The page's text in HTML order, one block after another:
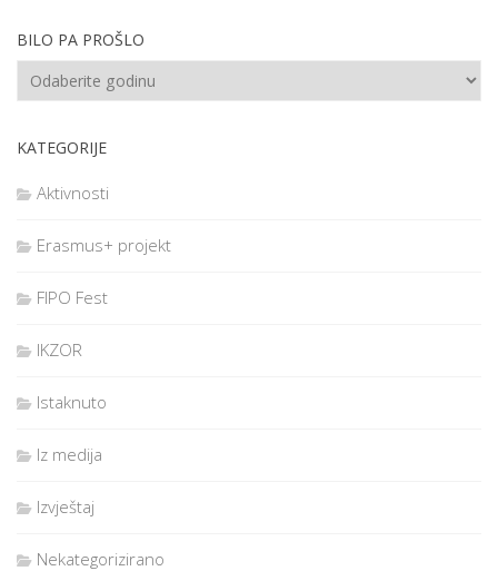
BILO PA PROŠLO
KATEGORIJE
Aktivnosti
Erasmus+ projekt
FIPO Fest
IKZOR
Istaknuto
Iz medija
Izvještaj
Nekategorizirano